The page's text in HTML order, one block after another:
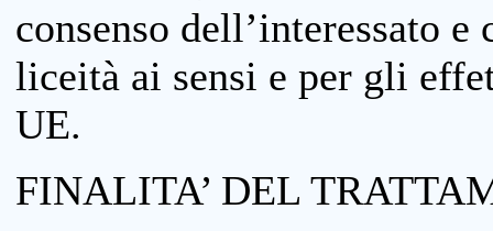
consenso dell’interessato
liceità ai sensi e per gli
UE.
FINALITA’ DEL